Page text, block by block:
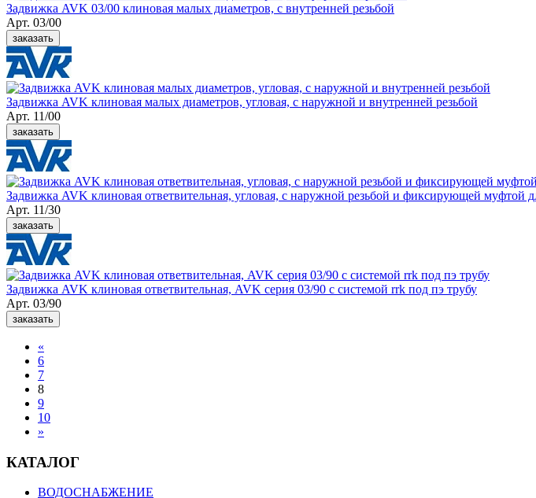
Задвижка AVK 03/00 клиновая малых диаметров, с внутренней резьбой
Арт. 03/00
заказать
Задвижка AVK клиновая малых диаметров, угловая, с наружной и внутренней резьбой
Арт. 11/00
заказать
Задвижка AVK клиновая ответвительная, угловая, с наружной резьбой и фиксирующей муфтой
Арт. 11/30
заказать
Задвижка AVK клиновая ответвительная, AVK серия 03/90 с системой rrk под пэ трубу
Арт. 03/90
заказать
«
6
7
8
9
10
»
КАТАЛОГ
ВОДОСНАБЖЕНИЕ